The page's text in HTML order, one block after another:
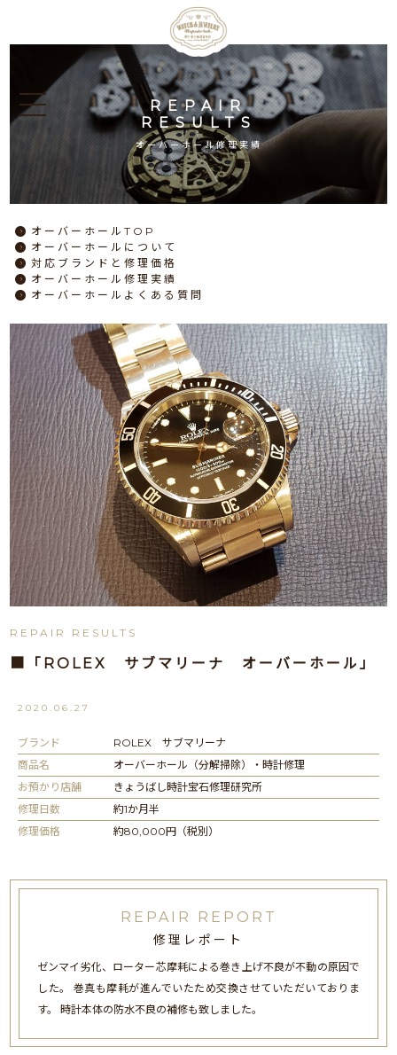
REPAIR
RESULTS
オーバーホール修理実績
オーバーホールTOP
オーバーホール について
対応ブランドと修理価格
オーバーホール修理実績
オーバーホール よくある質問
REPAIR RESULTS
■「ROLEX サブマリーナ オーバーホール」
2020.06.27
ブランド
ROLEX サブマリーナ
商品名
オーバーホール（分解掃除）・時計修理
お預かり店舗
きょうばし時計宝石修理研究所
修理日数
約1か月半
修理価格
約80,000円（税別）
REPAIR REPORT
修理レポート
ゼンマイ劣化、ローター芯摩耗による巻き上げ不良が不動の原因で
した。 巻真も摩耗が進んでいたため交換させていただいておりま
す。 時計本体の防水不良の補修も致しました。